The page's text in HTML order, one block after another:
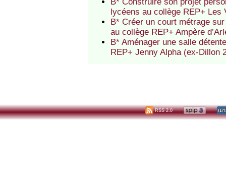
lycéens au collège REP+ Les
B* Créer un court métrage
au collège REP+ Ampère
B* Aménager une salle
REP+ Jenny Alpha (ex-Dillon
RSS 2.0